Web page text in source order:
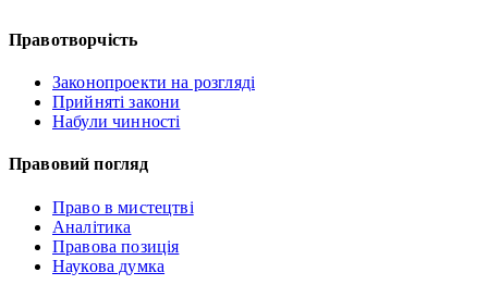
Правотворчість
Законопроекти на розгляді
Прийняті закони
Набули чинності
Правовий погляд
Право в мистецтві
Аналітика
Правова позиція
Наукова думка